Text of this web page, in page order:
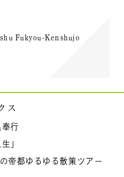
Fukyou-Kenshujo
ス
行
」
帝都ゆるゆる散策ツアー